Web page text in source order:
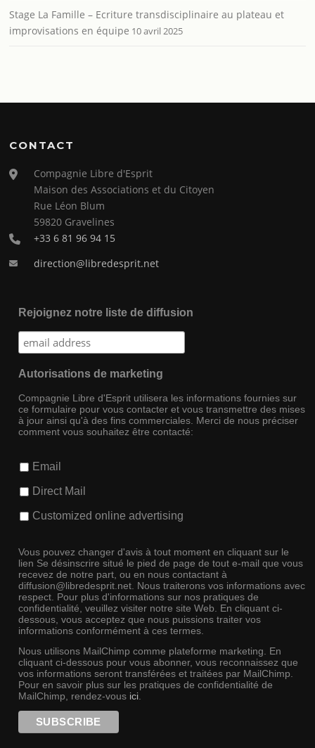
Stage La Famille – Ecriture transdisciplinaire au plateau et
improvisations en équipe 10 avril 2025
CONTACT
Compagnie Libre d'Esprit
Maison des Associations et du Citoyen
Rue Léon Blum
59820 Gravelines
+33 6 81 96 94 15
direction@libredesprit.net
Rejoignez notre liste de diffusion
Autorisations de marketing
Compagnie Libre d'Esprit utilisera les informations fournies sur
ce formulaire pour vous contacter et vous transmettre des mises
à jour ainsi qu'à des fins commerciales. Merci de nous préciser
comment vous souhaitez être contacté:
Email
Direct Mail
Customized online advertising
Vous pouvez changer d'avis à tout moment en cliquant sur le
lien Se désinscrire situé le pied de page de tout e-mail que vous
recevez de notre part, ou en nous contactant à
diffusion@libredesprit.net. Nous traiterons vos informations avec
respect. Pour plus d'informations sur nos pratiques de
confidentialité, veuillez visiter notre site Web. En cliquant ci-
dessous, vous acceptez que nous puissions traiter vos
informations conformément à ces termes.
Nous utilisons MailChimp comme plateforme marketing. En
cliquant ci-dessous pour vous abonner, vous reconnaissez que
vos informations seront transférées et traitées par MailChimp.
Pour en savoir plus sur les pratiques de confidentialité de
MailChimp, rendez-vous ici.